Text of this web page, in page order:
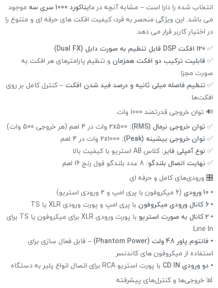
انتخاب شده را دارا است – مشابه آنچه دردایناکورد 1000 سری سه
موجود
می باشد. این ویژگی منحصر به فرد، کیفیت افکت های حرفه ای و متنوع را
در اختیار کاربر قرار می دهد.
✅ 120 افکت DSP قابل تنظیم به صورت دابل (Dual FX)
✅ قابلیت ترکیب دو افکت همزمان و تنظیم پارامترهای هر افکت به
صورت مجزا
✅ تنظیم فاصله میلی ثانیه و درصد فید شدن افکت – کنترل کامل بر روی
افکت‌ها
🔊 توان خروجی قدرتمند 1000 وات
✅ توان خروجی نرمال (RMS):
✅ توان خروجی بیشینه (Peak):
✅ نوع آمپلی فایر:کلاس AB استریو با کیفیت بالا
✅ نهایت اتصال بلندگو:
🎛 ورودی‌های کامل و حرفه ای
• 10 ورودی
(6 میکروفون با پری امپ و 2 ورودی استریو)
•6 کانال ورودی میکروفون
با پری امپ و پورت ورودی XLR یا TS
•2 کانال به صورت استریو
با پورت ورودی XLR برای میکروفون یا TS برای
Line In
• فانتوم پاور 48 ولت (Phantom Power)
– قابل فعال سازی برای
استفاده از میکروفون های کاندنسر
• دو ورودی CD IN
با پورت استریو RCA برای اتصال انواع پلیر به دستگاه
📊 خروجی‌ها و کنترل‌های پیشرفته